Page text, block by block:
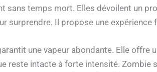
sans temps mort. Elles dévoilent un
surprendre. Il propose une expérience
une vapeur abondante. Elle offre
reste intacte à forte intensité. Zombie